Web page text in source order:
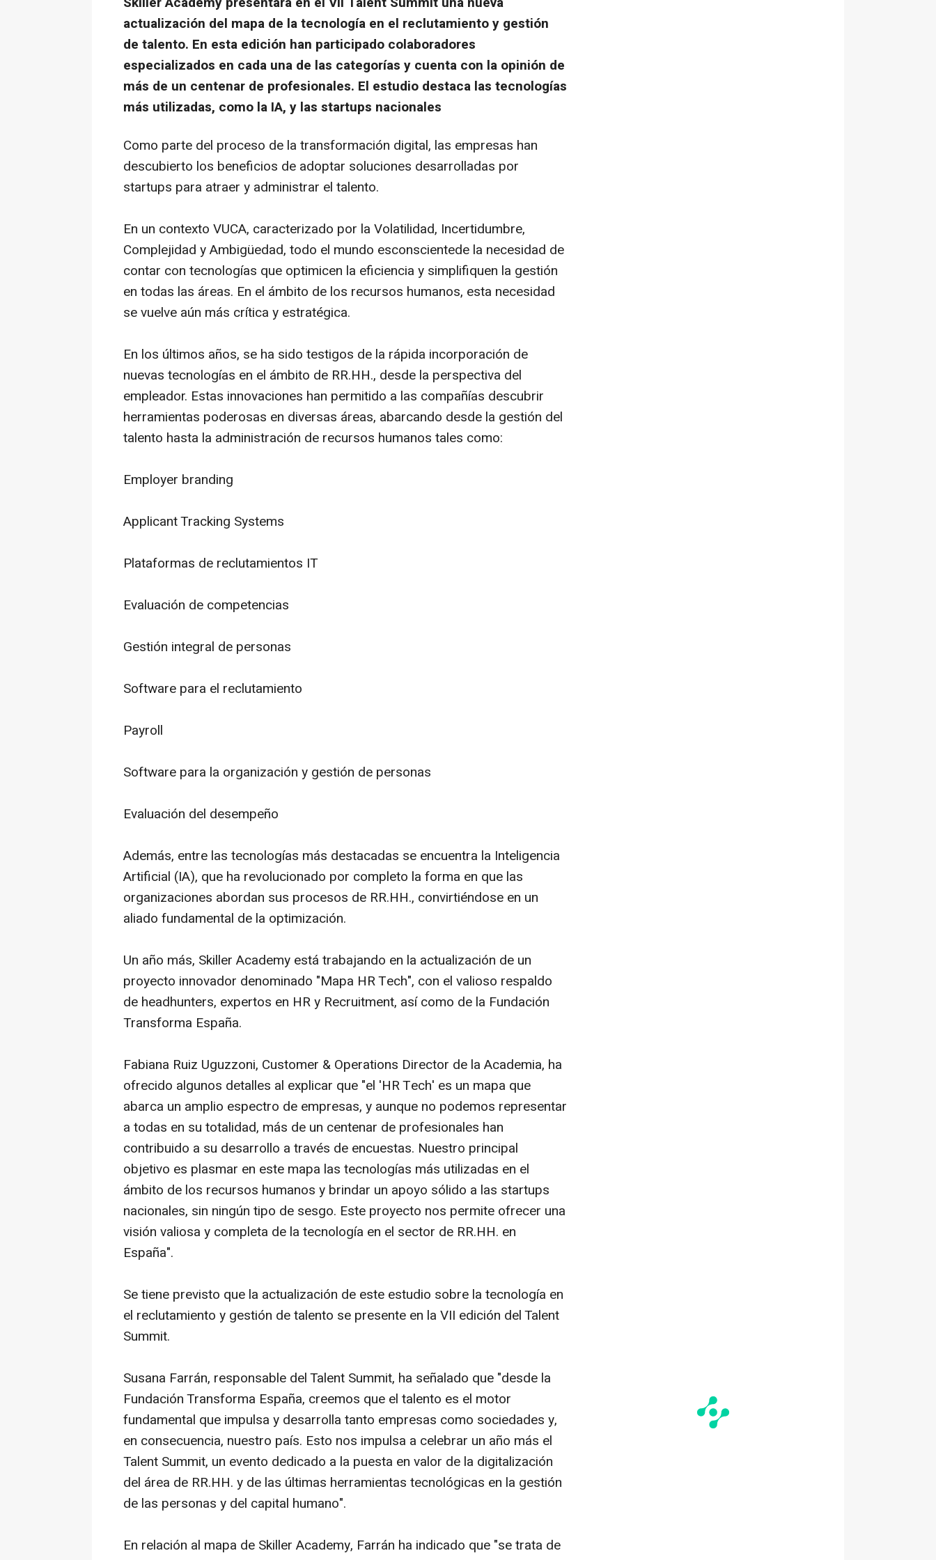
actualización del mapa de la tecnología en el reclutamiento y gestión
de talento. En esta edición han participado colaboradores
especializados en cada una de las categorías y cuenta con la opinión de
más de un centenar de profesionales. El estudio destaca las tecnologías
más utilizadas, como la IA, y las startups nacionales
Como parte del proceso de la transformación digital, las empresas han
descubierto los beneficios de adoptar soluciones desarrolladas por
startups para atraer y administrar el talento.
En un contexto VUCA, caracterizado por la Volatilidad, Incertidumbre,
Complejidad y Ambigüedad, todo el mundo esconscientede la necesidad de
contar con tecnologías que optimicen la eficiencia y simplifiquen la gestión
en todas las áreas. En el ámbito de los recursos humanos, esta necesidad
se vuelve aún más crítica y estratégica.
En los últimos años, se ha sido testigos de la rápida incorporación de
nuevas tecnologías en el ámbito de RR.HH., desde la perspectiva del
empleador. Estas innovaciones han permitido a las compañías descubrir
herramientas poderosas en diversas áreas, abarcando desde la gestión del
talento hasta la administración de recursos humanos tales como:
Employer branding
Applicant Tracking Systems
Plataformas de reclutamientos IT
Evaluación de competencias
Gestión integral de personas
Software para el reclutamiento
Payroll
Software para la organización y gestión de personas
Evaluación del desempeño
Además, entre las tecnologías más destacadas se encuentra la Inteligencia
Artificial (IA), que ha revolucionado por completo la forma en que las
organizaciones abordan sus procesos de RR.HH., convirtiéndose en un
aliado fundamental de la optimización.
Un año más, Skiller Academy está trabajando en la actualización de un
proyecto innovador denominado "Mapa HR Tech", con el valioso respaldo
de headhunters, expertos en HR y Recruitment, así como de la Fundación
Transforma España.
Fabiana Ruiz Uguzzoni, Customer & Operations Director de la Academia, ha
ofrecido algunos detalles al explicar que "el 'HR Tech' es un mapa que
abarca un amplio espectro de empresas, y aunque no podemos representar
a todas en su totalidad, más de un centenar de profesionales han
contribuido a su desarrollo a través de encuestas. Nuestro principal
objetivo es plasmar en este mapa las tecnologías más utilizadas en el
ámbito de los recursos humanos y brindar un apoyo sólido a las startups
nacionales, sin ningún tipo de sesgo. Este proyecto nos permite ofrecer una
visión valiosa y completa de la tecnología en el sector de RR.HH. en
España".
Se tiene previsto que la actualización de este estudio sobre la tecnología en
el reclutamiento y gestión de talento se presente en la VII edición del Talent
Summit.
Susana Farrán, responsable del Talent Summit, ha señalado que "desde la
Fundación Transforma España, creemos que el talento es el motor
fundamental que impulsa y desarrolla tanto empresas como sociedades y,
en consecuencia, nuestro país. Esto nos impulsa a celebrar un año más el
Talent Summit, un evento dedicado a la puesta en valor de la digitalización
del área de RR.HH. y de las últimas herramientas tecnológicas en la gestión
de las personas y del capital humano".
En relación al mapa de Skiller Academy, Farrán ha indicado que "se trata de